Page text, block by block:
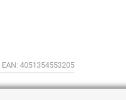
EAN: 4051354553205